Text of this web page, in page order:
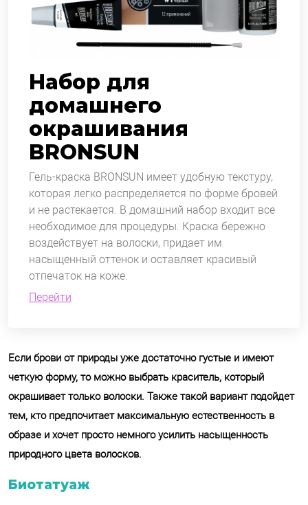
Набор для
домашнего
окрашивания
BRONSUN
Гель-краска BRONSUN имеет удобную текстуру,
которая легко распределяется по форме бровей
и не растекается. В домашний набор входит все
необходимое для процедуры. Краска бережно
воздействует на волоски, придает им
насыщенный оттенок и оставляет красивый
отпечаток на коже.
Перейти
Если брови от природы уже достаточно густые и имеют
четкую форму, то можно выбрать краситель, который
окрашивает только волоски. Также такой вариант подойдет
тем, кто предпочитает максимальную естественность в
образе и хочет просто немного усилить насыщенность
природного цвета волосков.
Биотатуаж